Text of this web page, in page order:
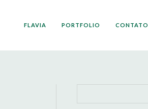
FLAVIA PORTFOLIO CONTATO